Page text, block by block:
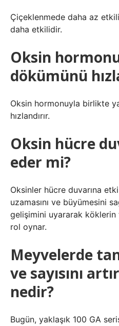
Çiçeklenmede daha az
daha etkilidir.
Oksin
dökümünü
Oksin hormonuyla birlikte
hızlandırır.
Oksin hücre
eder mi?
Oksinler hücre duvarına
uzamasını ve büyümesini
gelişimini uyararak
rol oynar.
Meyvelerde
ve sayısını
nedir?
Bugün, yaklaşık 100 GA